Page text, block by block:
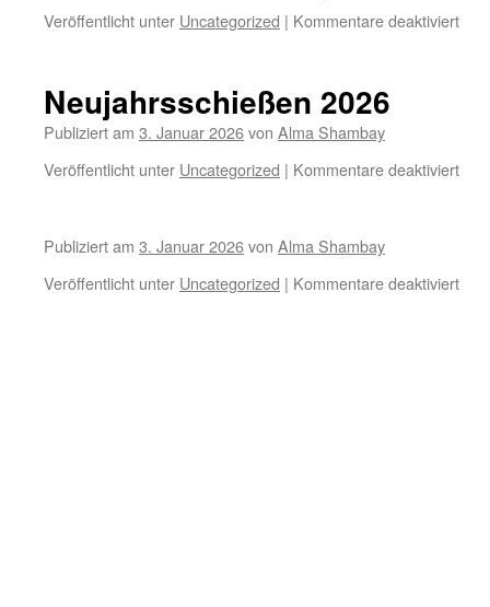
Veröffentlicht unter Uncategorized | Kommentare deaktiviertfür
Neujahrsschießen 2026
Publiziert am 3. Januar 2026von Alma Shambay
Veröffentlicht unter Uncategorized | Kommentare deaktiviertfür
Publiziert am 3. Januar 2026von Alma Shambay
Veröffentlicht unter Uncategorized | Kommentare deaktiviertfür